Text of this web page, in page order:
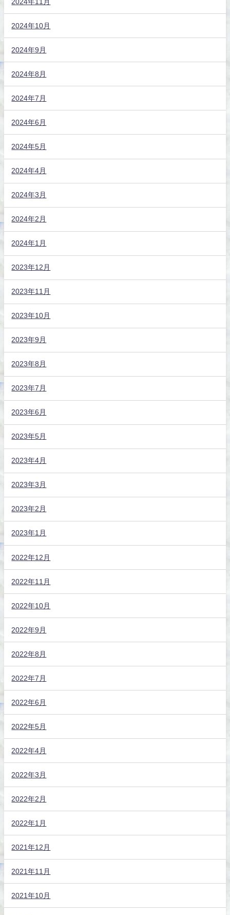
2024年10月
2024年9月
2024年8月
2024年7月
2024年6月
2024年5月
2024年4月
2024年3月
2024年2月
2024年1月
2023年12月
2023年11月
2023年10月
2023年9月
2023年8月
2023年7月
2023年6月
2023年5月
2023年4月
2023年3月
2023年2月
2023年1月
2022年12月
2022年11月
2022年10月
2022年9月
2022年8月
2022年7月
2022年6月
2022年5月
2022年4月
2022年3月
2022年2月
2022年1月
2021年12月
2021年11月
2021年10月